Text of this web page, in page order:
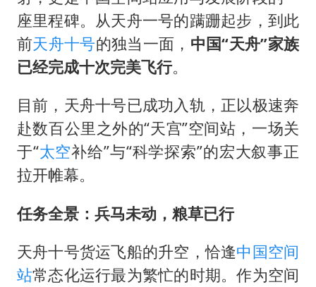
座里程碑。从天舟一号的蹒跚起步，到此
前天舟十号的独当一面， 中国“天舟”家族
已经完成十次完美飞行。
目前，天舟十号已成功入轨，正以极速奔
赴数百公里之外的“天宫”空间站，一场关
于“太空补给”与“科学探索”的宏大叙事正
拉开帷幕。
任务全景：兵马未动，粮草已行
天舟十号货运飞船的升空，恰逢中国空间
站常态化运行最为繁忙的时期。作为空间